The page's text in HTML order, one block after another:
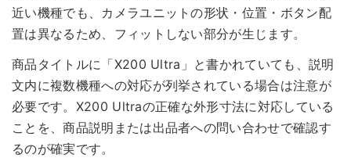
近い機種でも、カメラユニットの形状・位置・ボタン配
置は異なるため、フィットしない部分が生じます。
商品タイトルに「X200 Ultra」と書かれていても、説明
文内に複数機種への対応が列挙されている場合は注意が
必要です。X200 Ultraの正確な外形寸法に対応している
ことを、商品説明または出品者への問い合わせで確認す
るのが確実です。